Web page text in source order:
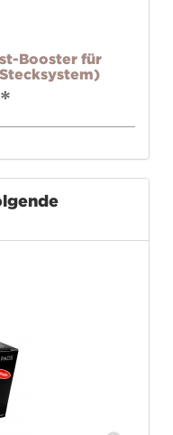
Booster für
*